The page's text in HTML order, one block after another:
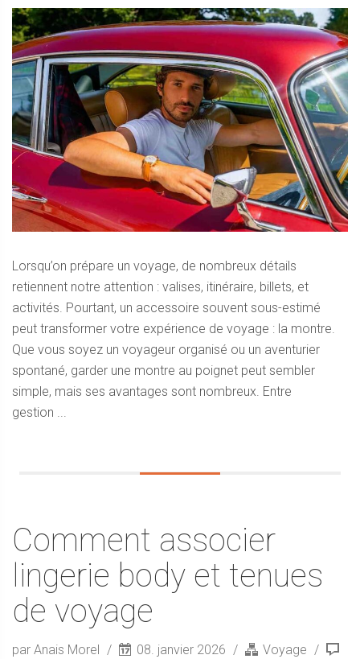
Lorsqu’on prépare un voyage, de nombreux détails
retiennent notre attention : valises, itinéraire, billets, et
activités. Pourtant, un accessoire souvent sous-estimé
peut transformer votre expérience de voyage : la montre.
Que vous soyez un voyageur organisé ou un aventurier
spontané, garder une montre au poignet peut sembler
simple, mais ses avantages sont nombreux. Entre
gestion ...
Comment associer
lingerie body et tenues
de voyage
par Anais Morel 08. janvier 2026
Voyage